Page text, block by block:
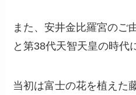
また、安井金比羅宮のご
と第38代天智天皇の時代
当初は富士の花を植えた